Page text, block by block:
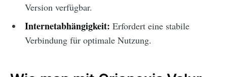
Version verfügbar.
Internetabhängigkeit: Erfordert eine stabile
Verbindung für optimale Nutzung.